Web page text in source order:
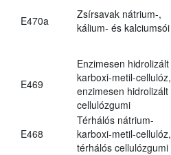
E470a
Zsírsavak nátrium-,
kálium- és kalciumsói
E469
Enzimesen hidrolizált
karboxi-metil-cellulóz,
enzimesen hidrolizált
cellulózgumi
E468
Térhálós nátrium-
karboxi-metil-cellulóz,
térhálós cellulózgumi